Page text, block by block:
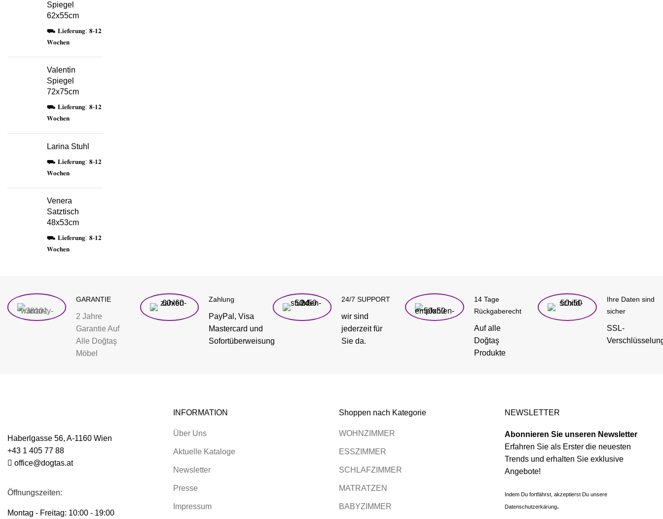
Spiegel
62x55cm
⛟ 𝐋𝐢𝐞𝐟𝐞𝐫𝐮𝐧𝐠: 𝟖-𝟏𝟐
𝐖𝐨𝐜𝐡𝐞𝐧
Valentin
Spiegel
72x75cm
⛟ 𝐋𝐢𝐞𝐟𝐞𝐫𝐮𝐧𝐠: 𝟖-𝟏𝟐
𝐖𝐨𝐜𝐡𝐞𝐧
Larina Stuhl
⛟ 𝐋𝐢𝐞𝐟𝐞𝐫𝐮𝐧𝐠: 𝟖-𝟏𝟐
𝐖𝐨𝐜𝐡𝐞𝐧
Venera
Satztisch
48x53cm
⛟ 𝐋𝐢𝐞𝐟𝐞𝐫𝐮𝐧𝐠: 𝟖-𝟏𝟐
𝐖𝐨𝐜𝐡𝐞𝐧
GARANTIE
2 Jahre
Garantie Auf
Alle Doğtaş
Möbel
Zahlung
PayPal, Visa
Mastercard und
Sofortüberweisung
24/7 SUPPORT
wir sind
jederzeit für
Sie da.
14 Tage
Rückgaberecht
Auf alle
Doğtaş
Produkte
Ihre Daten sind
sicher
SSL-
Haberlgasse 56, A-1160 Wien
+43 1 405 77 88
office@dogtas.at
Öffnungszeiten:
Montag - Freitag: 10:00 - 19:00
INFORMATION
Über Uns
Aktuelle Kataloge
Newsletter
Presse
Impressum
Shoppen nach Kategorie
WOHNZIMMER
ESSZIMMER
SCHLAFZIMMER
MATRATZEN
BABYZIMMER
NEWSLETTER
Abonnieren Sie unseren Newsletter
Erfahren Sie als Erster die neuesten
Trends und erhalten Sie exklusive
Angebote!
Indem Du fortfährst, akzeptierst Du unsere
Datenschutzerkärung.